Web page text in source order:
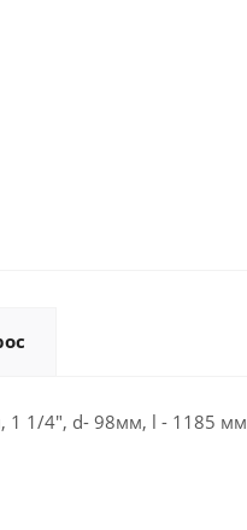
1 1/4", d- 98мм, l - 1185 мм